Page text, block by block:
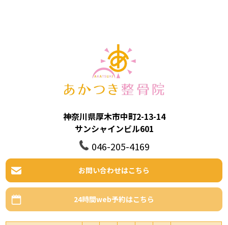
神奈川県厚木市中町2-13-14
サンシャインビル601
046-205-4169
お問い合わせはこちら
24時間web予約はこちら